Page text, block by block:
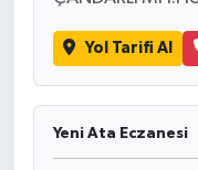
Yol Tarifi Al
Yeni Ata Eczanesi